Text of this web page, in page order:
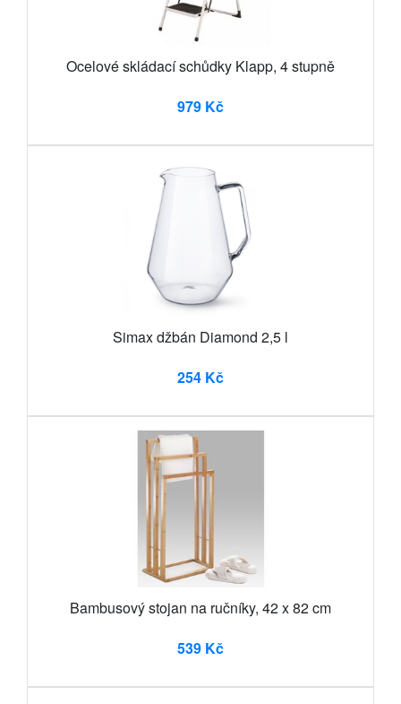
Ocelové skládací schůdky Klapp, 4 stupně
979 Kč
Simax džbán Diamond 2,5 l
254 Kč
Bambusový stojan na ručníky, 42 x 82 cm
539 Kč